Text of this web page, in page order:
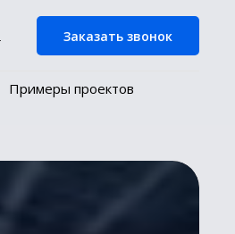
Заказать звонок
Примеры проектов